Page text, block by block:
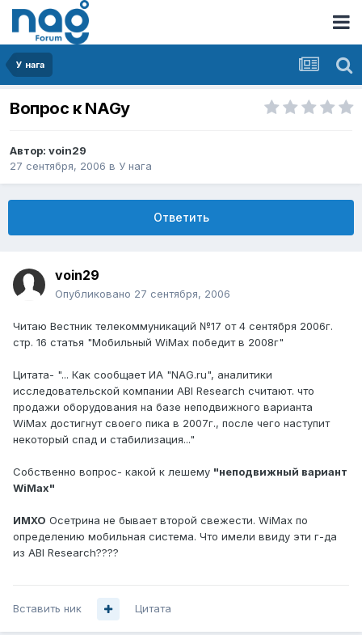
У нага
Вопрос к NAGу
Автор: voin29
27 сентября, 2006 в У нага
Ответить
voin29
Опубликовано 27 сентября, 2006
Читаю Вестник телекоммуникаций №17 от 4 сентября 2006г.
стр. 16 статья "Мобильный WiMax победит в 2008г"
Цитата- "... Как сообщает ИА "NAG.ru", аналитики
исследовательской компании ABI Research считают. что
продажи оборудования на базе неподвижного варианта
WiMax достигнут своего пика в 2007г., после чего наступит
некоторый спад и стабилизация..."
Собственно вопрос- какой к лешему "неподвижный вариант
WiMax"
ИМХО Осетрина не бывает второй свежести. WiMax по
определению мобильная система. Что имели ввиду эти г-да
из ABI Research????
Вставить ник Цитата